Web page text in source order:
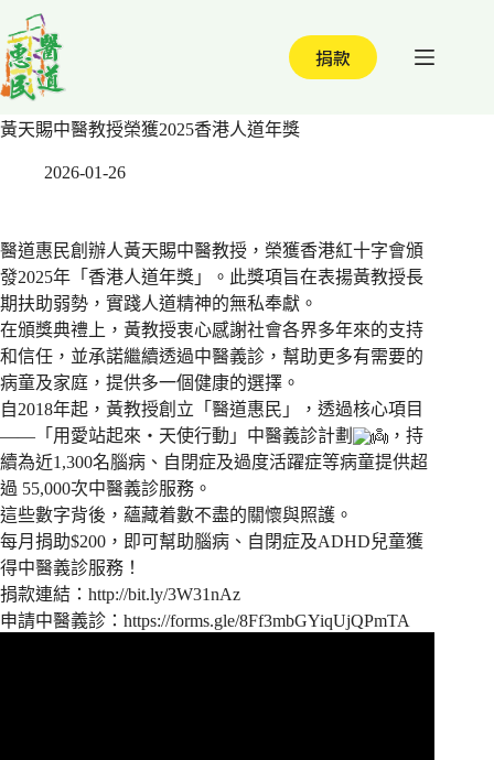
至
主
要
內
捐款
黃天賜中醫教授榮獲2025香港人道年獎
2026-01-26
醫道惠民創辦人黃天賜中醫教授，榮獲香港紅十字會頒
發2025年「香港人道年獎」。此獎項旨在表揚黃教授長
期扶助弱勢，實踐人道精神的無私奉獻。
在頒獎典禮上，黃教授衷心感謝社會各界多年來的支持
和信任，並承諾繼續透過中醫義診，幫助更多有需要的
病童及家庭，提供多一個健康的選擇。
自2018年起，黃教授創立「醫道惠民」，透過核心項目
——「用愛站起來・天使行動」中醫義診計劃
，持
續為近1,300名腦病、自閉症及過度活躍症等病童提供超
過 55,000次中醫義診服務。
這些數字背後，蘊藏着數不盡的關懷與照護。
每月捐助$200，即可幫助腦病、自閉症及ADHD兒童獲
得中醫義診服務！
捐款連結： http://bit.ly/3W31nAz
申請中醫義診： https://forms.gle/8Ff3mbGYiqUjQPmTA